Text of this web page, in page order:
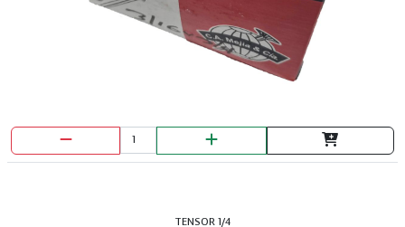
TENSOR 1/4